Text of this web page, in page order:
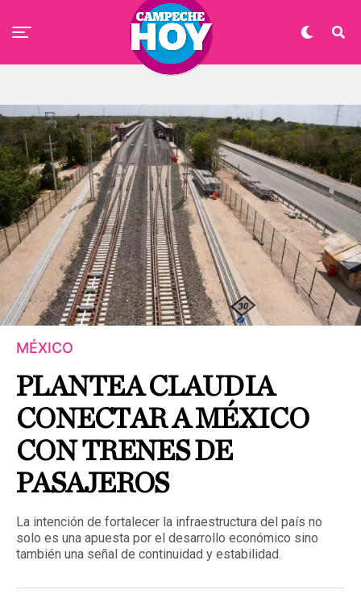
MÉXICO
PLANTEA CLAUDIA
CONECTAR A MÉXICO
CON TRENES DE
PASAJEROS
La intención de fortalecer la infraestructura del país no
solo es una apuesta por el desarrollo económico sino
también una señal de continuidad y estabilidad.